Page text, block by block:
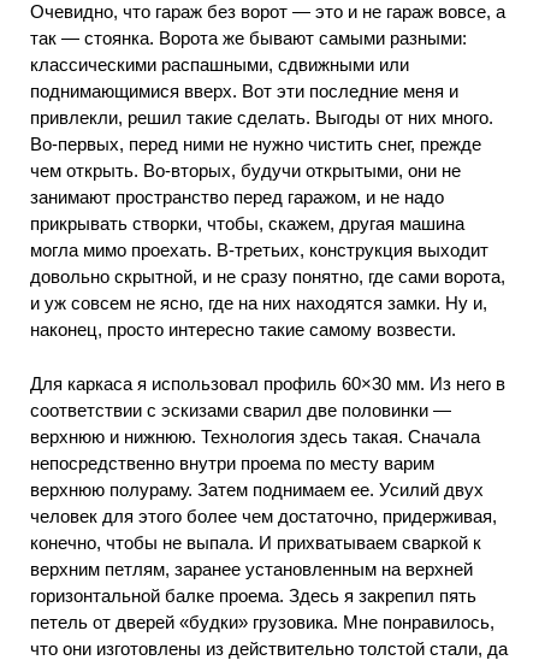
Очевидно, что гараж без ворот — это и не гараж вовсе, а
так — стоянка. Ворота же бывают самыми разными:
классическими распашными, сдвижными или
поднимающимися вверх. Вот эти последние меня и
привлекли, решил такие сделать. Выгоды от них много.
Во-первых, перед ними не нужно чистить снег, прежде
чем открыть. Во-вторых, будучи открытыми, они не
занимают пространство перед гаражом, и не надо
прикрывать створки, чтобы, скажем, другая машина
могла мимо проехать. В-третьих, конструкция выходит
довольно скрытной, и не сразу понятно, где сами ворота,
и уж совсем не ясно, где на них находятся замки. Ну и,
наконец, просто интересно такие самому возвести.
Для каркаса я использовал профиль 60×30 мм. Из него в
соответствии с эскизами сварил две половинки —
верхнюю и нижнюю. Технология здесь такая. Сначала
непосредственно внутри проема по месту варим
верхнюю полураму. Затем поднимаем ее. Усилий двух
человек для этого более чем достаточно, придерживая,
конечно, чтобы не выпала. И прихватываем сваркой к
верхним петлям, заранее установленным на верхней
горизонтальной балке проема. Здесь я закрепил пять
петель от дверей «будки» грузовика. Мне понравилось,
что они изготовлены из действительно толстой стали, да